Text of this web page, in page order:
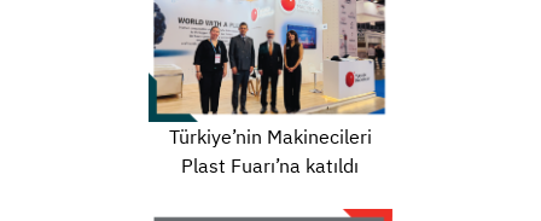
Türkiye’nin Makinecileri
Plast Fuarı’na katıldı